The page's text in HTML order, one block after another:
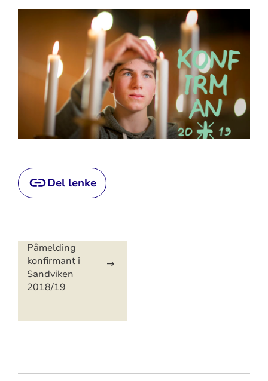
Del lenke
Artikkelsnarveger
Påmelding
konfirmant i
Sandviken
2018/19